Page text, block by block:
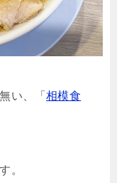
い、「 相模食
。